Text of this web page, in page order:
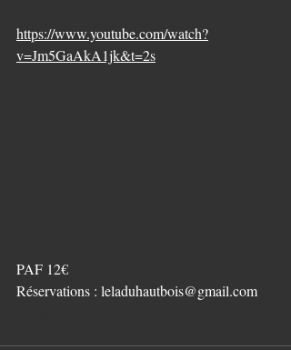
https://www.youtube.com/watch?
v=Jm5GaAkA1jk&t=2s
PAF 12€
Réservations : leladuhautbois@gmail.com